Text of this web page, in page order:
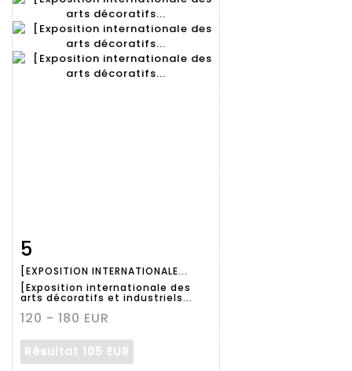
détaillée
5
[EXPOSITION INTERNATIONALE...
[Exposition internationale des
arts décoratifs et industriels...
120 - 180 EUR
Résultat 105 EUR